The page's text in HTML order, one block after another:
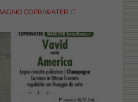
COPRIWATER.IT